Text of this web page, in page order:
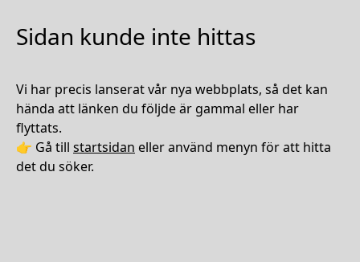
Sidan kunde inte hittas
Vi har precis lanserat vår nya webbplats, så det kan
hända att länken du följde är gammal eller har
flyttats.
👉 Gå till startsidan eller använd menyn för att hitta
det du söker.